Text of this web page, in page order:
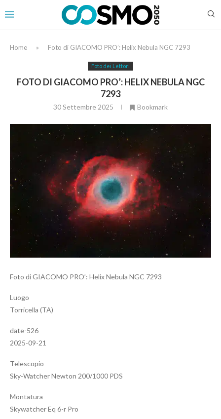
Home » Foto di GIACOMO PRO’: Helix Nebula NGC 7293
Foto dei Lettori
FOTO DI GIACOMO PRO’: HELIX NEBULA NGC
7293
30 Settembre 2025 Bookmark
Foto di GIACOMO PRO’: Helix Nebula NGC 7293
Luogo
Torricella (TA)
date-526
2025-09-21
Telescopio
Sky-Watcher Newton 200/1000 PDS
Montatura
Skywatcher Eq 6-r Pro